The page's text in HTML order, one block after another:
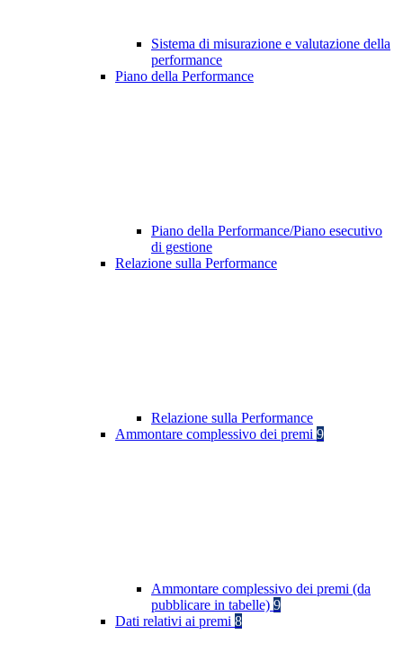
Sistema di misurazione e valutazione della
performance
Piano della Performance
Piano della Performance/Piano esecutivo
di gestione
Relazione sulla Performance
Relazione sulla Performance
Ammontare complessivo dei premi 9
Ammontare complessivo dei premi (da
pubblicare in tabelle) 9
Dati relativi ai premi 8